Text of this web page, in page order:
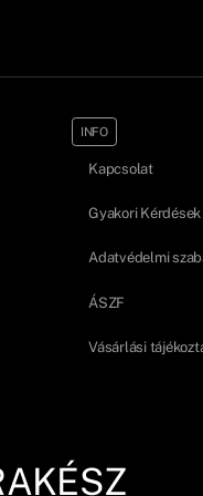
INFO
Kapcsolat
Gyakori Kérdések
Adatvédelmi
ÁSZF
Vásárlási